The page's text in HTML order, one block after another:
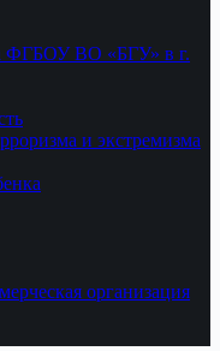
ФГБОУ ВО «БГУ» в г.
и экстремизма
организация